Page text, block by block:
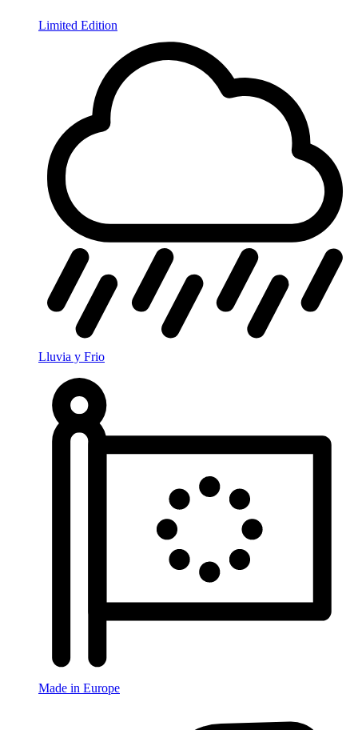
Limited Edition
Lluvia y Frio
Made in Europe